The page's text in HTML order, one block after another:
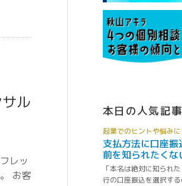
ル
レッ
お客
本日の人気記事